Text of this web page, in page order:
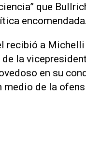
que
encomendada.
recibió a
la
en su
de la